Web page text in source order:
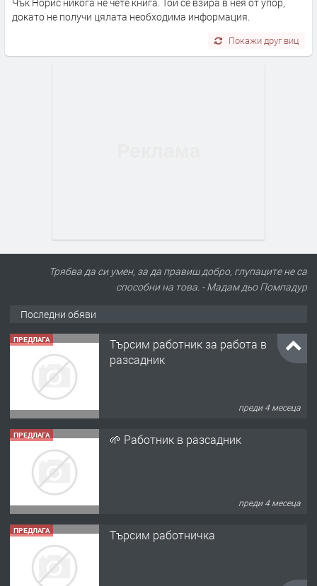
докато не получи цялата необходима информация.
Покажи друг виц
Трябва да си умен, за да правиш добро, глупаците не са
способни на това. - Мадам дьо Помпадур
Последни обяви
ПРЕДЛАГА
Търсим работник за работа в
разсадник
преди 4 месеца
ПРЕДЛАГА 🌱 Работник в разсадник
преди 4 месеца
ПРЕДЛАГА Търсим работничка